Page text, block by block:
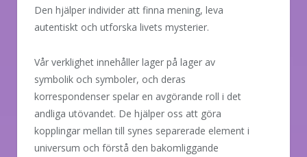
Den hjälper individer att finna mening, leva
autentiskt och utforska livets mysterier.
Vår verklighet innehåller lager på lager av
symbolik och symboler, och deras
korrespondenser spelar en avgörande roll i det
andliga utövandet. De hjälper oss att göra
kopplingar mellan till synes separerade element i
universum och förstå den bakomliggande